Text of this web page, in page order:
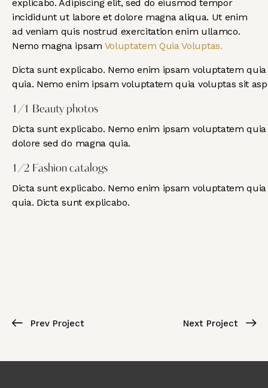
explicabo. Adipiscing elit, sed do eiusmod tempor
incididunt ut labore et dolore magna aliqua. Ut enim
ad veniam quis nostrud exercitation enim ullamco.
Nemo magna ipsam Voluptatem Quia Voluptas.
Dicta sunt explicabo. Nemo enim ipsam voluptatem
quia. Nemo enim ipsam voluptatem quia voluptas sit
1/1 Beauty photos
Dicta sunt explicabo. Nemo enim ipsam voluptatem
dolore sed do magna quia.
1/2 Fashion catalogs
Dicta sunt explicabo. Nemo enim ipsam voluptatem
quia. Dicta sunt explicabo.
Prev Project Next Project